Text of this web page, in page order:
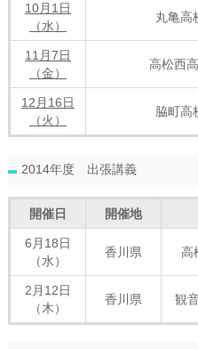
10月1日
（水）
丸亀高
11月7日
（金）
高松西
12月16日
（火）
脇町高
2014年度 出張講義
開催日 開催地
6月18日
（水）
香川県 高
2月12日
（木）
香川県 観